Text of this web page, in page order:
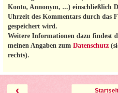
Konto, Annonym, ...) einschließlich
Uhrzeit des Kommentars durch das
gespeichert wird.
Weitere Informationen dazu findest
meinen Angaben zum Datenschutz
rechts).
‹